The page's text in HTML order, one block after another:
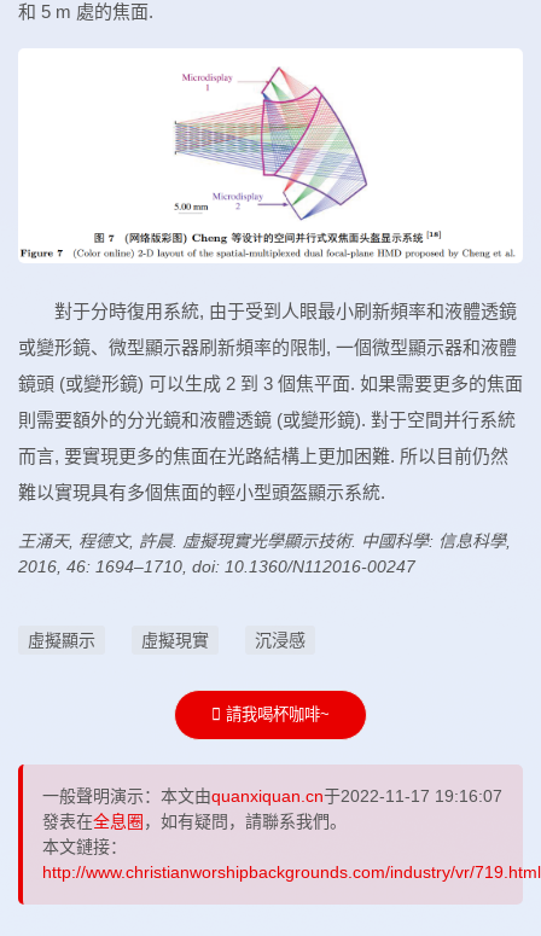
和 5 m 處的焦面.
對于分時復用系統, 由于受到人眼最小刷新頻率和液體透鏡
或變形鏡、微型顯示器刷新頻率的限制, 一個微型顯示器和液體
鏡頭 (或變形鏡) 可以生成 2 到 3 個焦平面. 如果需要更多的焦面
則需要額外的分光鏡和液體透鏡 (或變形鏡). 對于空間并行系統
而言, 要實現更多的焦面在光路結構上更加困難. 所以目前仍然
難以實現具有多個焦面的輕小型頭盔顯示系統.
王涌天, 程德文, 許晨. 虛擬現實光學顯示技術. 中國科學: 信息科學,
2016, 46: 1694–1710, doi: 10.1360/N112016-00247
虛擬顯示 虛擬現實 沉浸感
請我喝杯咖啡~
一般聲明演示：本文由quanxiquan.cn于2022-11-17 19:16:07
發表在全息圈 ，如有疑問，請聯系我們。
本文鏈接：
http://www.christianworshipbackgrounds.com/industry/vr/719.html